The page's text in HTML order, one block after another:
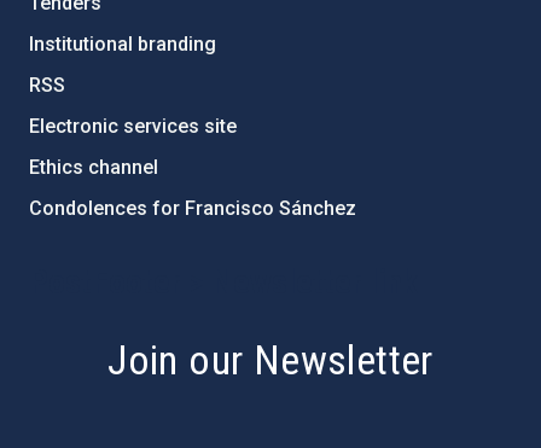
Institutional branding
RSS
Electronic services site
Ethics channel
Condolences for Francisco Sánchez
Join our Newsletter